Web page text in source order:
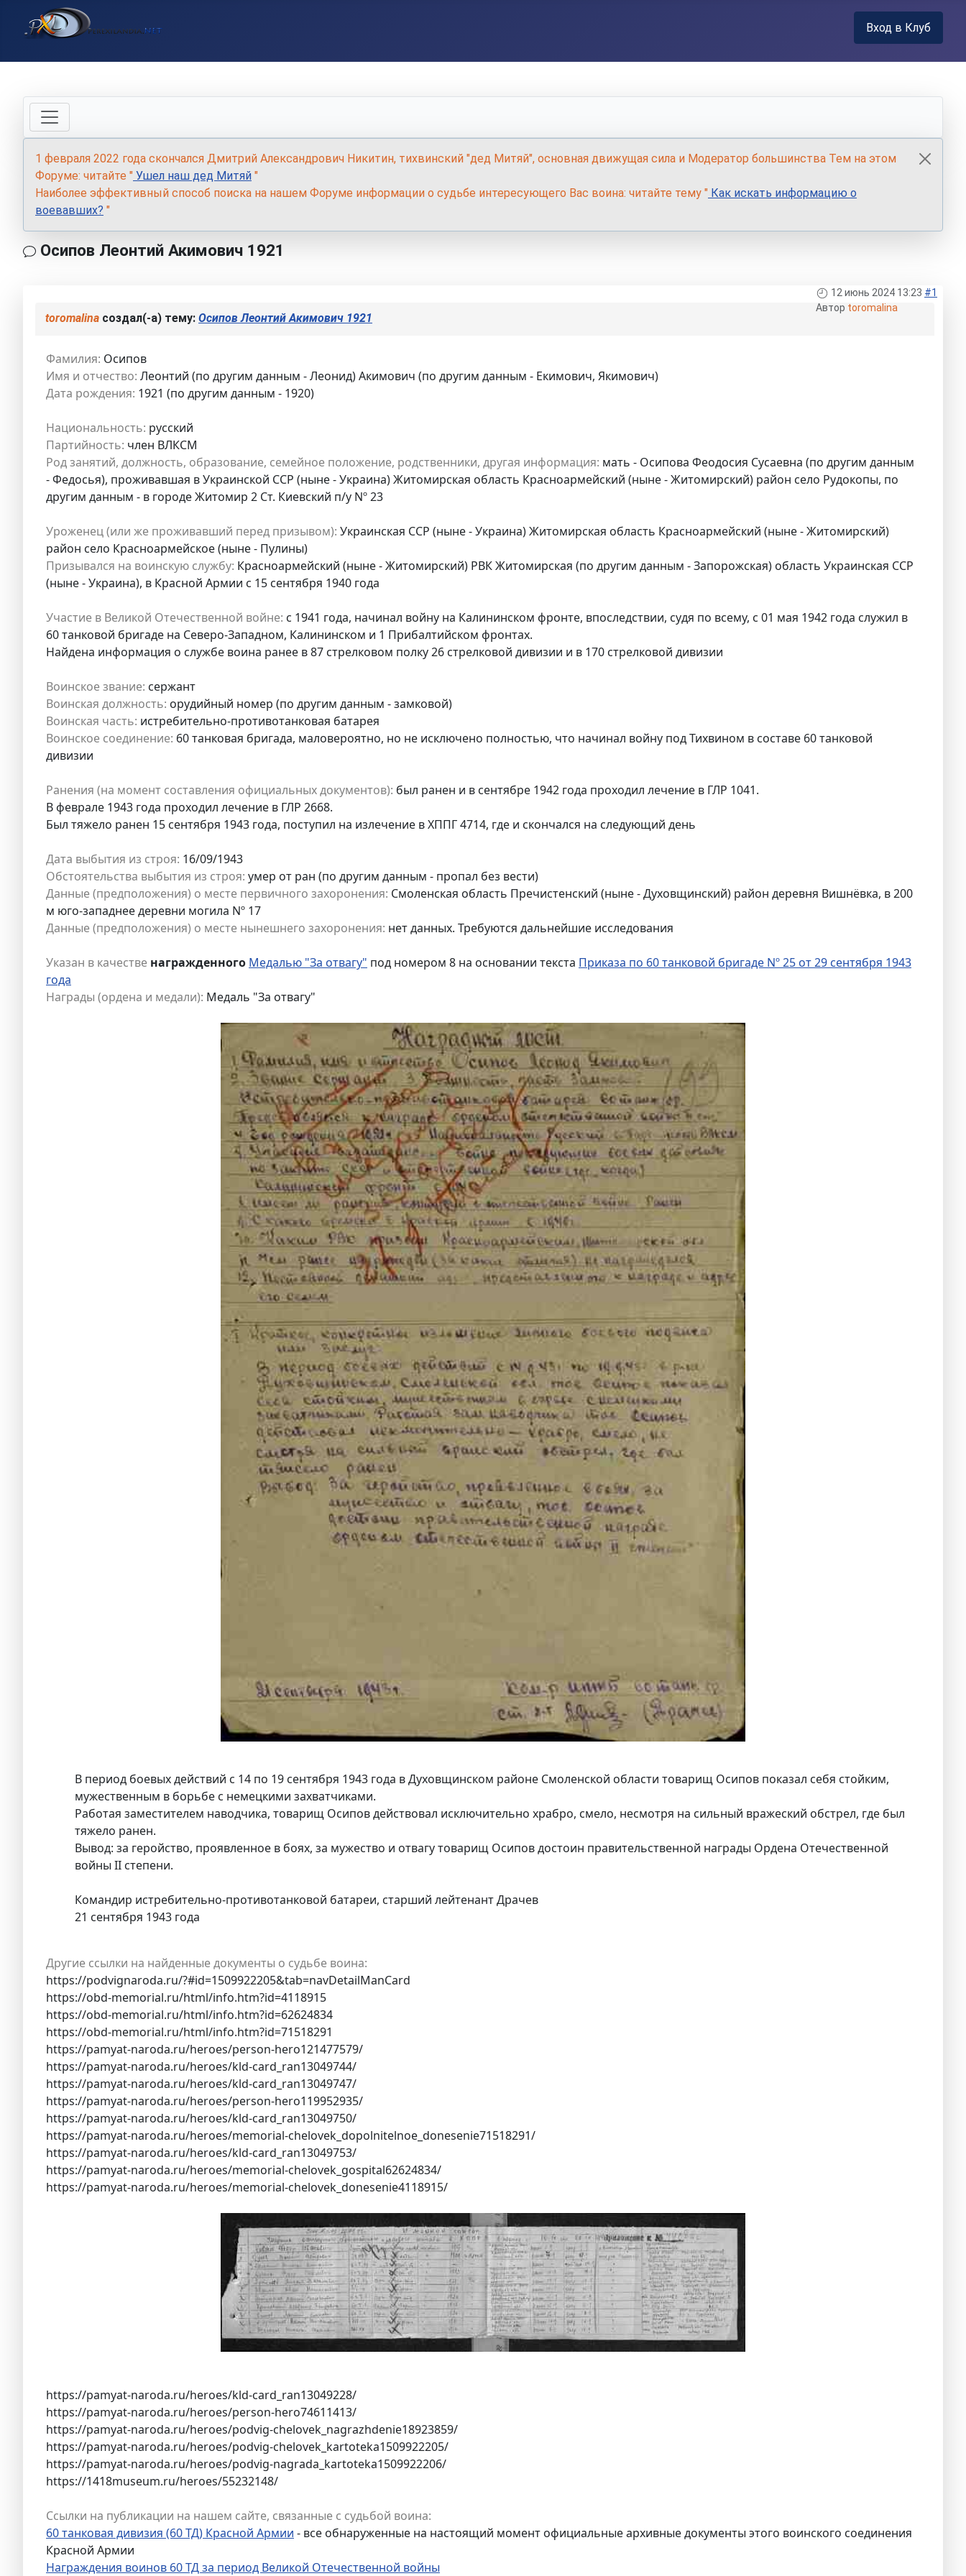
Вход в Клуб
1 февраля 2022 года скончался Дмитрий Александрович Никитин, тихвинский "дед Митяй", основная движущая сила и Модератор большинства Тем на этом
Форуме: читайте " Ушел наш дед Митяй "
Наиболее эффективный способ поиска на нашем Форуме информации о судьбе интересующего Вас воина: читайте тему " Как искать информацию о
воевавших? "
Осипов Леонтий Акимович 1921
12 июнь 2024 13:23 #1
Автор toromalina
toromalina создал(-а) тему: Осипов Леонтий Акимович 1921
Фамилия: Осипов
Имя и отчество: Леонтий (по другим данным - Леонид) Акимович (по другим данным - Екимович, Якимович)
Дата рождения: 1921 (по другим данным - 1920)
Национальность: русский
Партийность: член ВЛКСМ
Род занятий, должность, образование, семейное положение, родственники, другая информация: мать - Осипова Феодосия Сусаевна (по другим данным
- Федосья), проживавшая в Украинской ССР (ныне - Украина) Житомирская область Красноармейский (ныне - Житомирский) район село Рудокопы, по
другим данным - в городе Житомир 2 Ст. Киевский п/у Nº 23
Уроженец (или же проживавший перед призывом): Украинская ССР (ныне - Украина) Житомирская область Красноармейский (ныне - Житомирский)
район село Красноармейское (ныне - Пулины)
Призывался на воинскую службу: Красноармейский (ныне - Житомирский) РВК Житомирская (по другим данным - Запорожская) область Украинская ССР
(ныне - Украина), в Красной Армии с 15 сентября 1940 года
Участие в Великой Отечественной войне: с 1941 года, начинал войну на Калининском фронте, впоследствии, судя по всему, с 01 мая 1942 года служил в
60 танковой бригаде на Северо-Западном, Калининском и 1 Прибалтийском фронтах.
Найдена информация о службе воина ранее в 87 стрелковом полку 26 стрелковой дивизии и в 170 стрелковой дивизии
Воинское звание: сержант
Воинская должность: орудийный номер (по другим данным - замковой)
Воинская часть: истребительно-противотанковая батарея
Воинское соединение: 60 танковая бригада, маловероятно, но не исключено полностью, что начинал войну под Тихвином в составе 60 танковой
дивизии
Ранения (на момент составления официальных документов): был ранен и в сентябре 1942 года проходил лечение в ГЛР 1041.
В феврале 1943 года проходил лечение в ГЛР 2668.
Был тяжело ранен 15 сентября 1943 года, поступил на излечение в ХППГ 4714, где и скончался на следующий день
Дата выбытия из строя: 16/09/1943
Обстоятельства выбытия из строя: умер от ран (по другим данным - пропал без вести)
Данные (предположения) о месте первичного захоронения: Смоленская область Пречистенский (ныне - Духовщинский) район деревня Вишнёвка, в 200
м юго-западнее деревни могила Nº 17
Данные (предположения) о месте нынешнего захоронения: нет данных. Требуются дальнейшие исследования
Указан в качестве награжденного Медалью "За отвагу" под номером 8 на основании текста Приказа по 60 танковой бригаде Nº 25 от 29 сентября 1943
года
Награды (ордена и медали): Медаль "За отвагу"
В период боевых действий с 14 по 19 сентября 1943 года в Духовщинском районе Смоленской области товарищ Осипов показал себя стойким,
мужественным в борьбе с немецкими захватчиками.
Работая заместителем наводчика, товарищ Осипов действовал исключительно храбро, смело, несмотря на сильный вражеский обстрел, где был
тяжело ранен.
Вывод: за геройство, проявленное в боях, за мужество и отвагу товарищ Осипов достоин правительственной награды Ордена Отечественной
войны II степени.
Командир истребительно-противотанковой батареи, старший лейтенант Драчев
21 сентября 1943 года
Другие ссылки на найденные документы о судьбе воина:
https://podvignaroda.ru/?#id=1509922205&tab=navDetailManCard
https://obd-memorial.ru/html/info.htm?id=4118915
https://obd-memorial.ru/html/info.htm?id=62624834
https://obd-memorial.ru/html/info.htm?id=71518291
https://pamyat-naroda.ru/heroes/person-hero121477579/
https://pamyat-naroda.ru/heroes/kld-card_ran13049744/
https://pamyat-naroda.ru/heroes/kld-card_ran13049747/
https://pamyat-naroda.ru/heroes/person-hero119952935/
https://pamyat-naroda.ru/heroes/kld-card_ran13049750/
https://pamyat-naroda.ru/heroes/memorial-chelovek_dopolnitelnoe_donesenie71518291/
https://pamyat-naroda.ru/heroes/kld-card_ran13049753/
https://pamyat-naroda.ru/heroes/memorial-chelovek_gospital62624834/
https://pamyat-naroda.ru/heroes/memorial-chelovek_donesenie4118915/
https://pamyat-naroda.ru/heroes/kld-card_ran13049228/
https://pamyat-naroda.ru/heroes/person-hero74611413/
https://pamyat-naroda.ru/heroes/podvig-chelovek_nagrazhdenie18923859/
https://pamyat-naroda.ru/heroes/podvig-chelovek_kartoteka1509922205/
https://pamyat-naroda.ru/heroes/podvig-nagrada_kartoteka1509922206/
https://1418museum.ru/heroes/55232148/
Ссылки на публикации на нашем сайте, связанные с судьбой воина:
60 танковая дивизия (60 ТД) Красной Армии - все обнаруженные на настоящий момент официальные архивные документы этого воинского соединения
Красной Армии
Награждения воинов 60 ТД за период Великой Отечественной войны